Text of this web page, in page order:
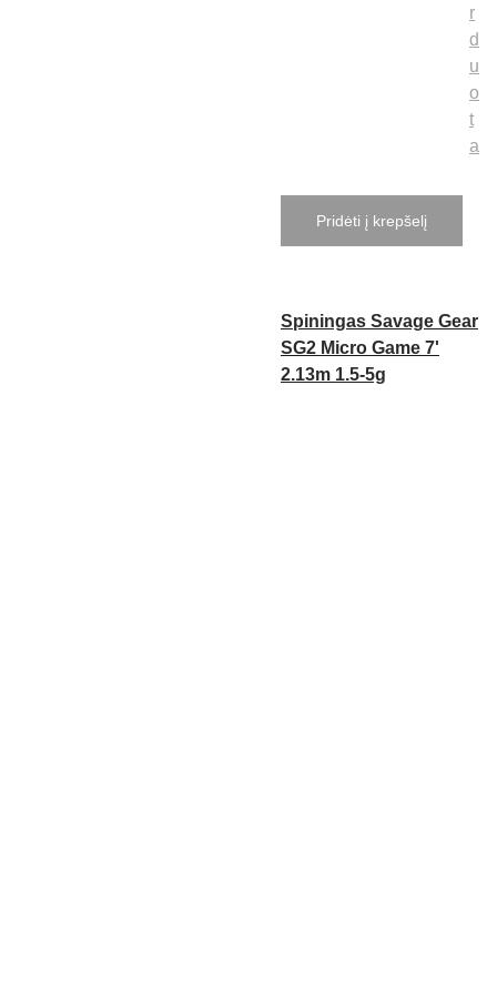
r
d
u
o
t
a
Pridėti į krepšelį
Spiningas Savage Gear
SG2 Micro Game 7'
2.13m 1.5-5g